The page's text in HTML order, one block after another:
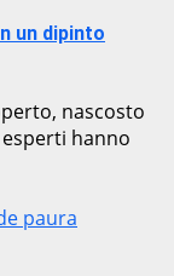
un dipinto
nascosto
hanno
paura